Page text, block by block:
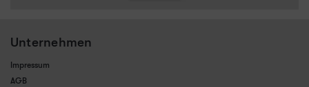
Unternehmen
Impressum
AGB